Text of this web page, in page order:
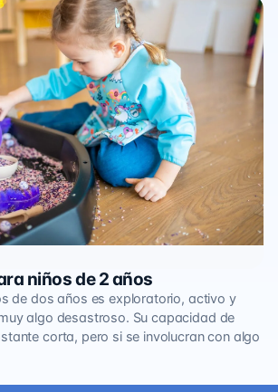
niños de 2 años
de dos años es exploratorio, activo y
algo desastroso. Su capacidad de
corta, pero si se involucran con algo